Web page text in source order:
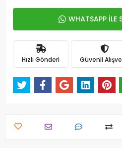
WHATSAPP İLE
Hızlı Gönderi Güvenli